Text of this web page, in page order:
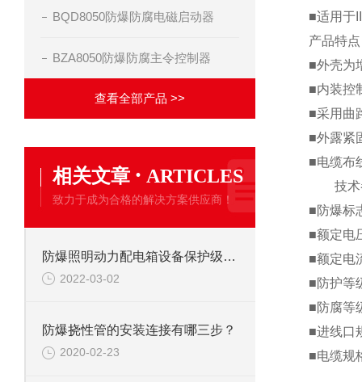
BQD8050防爆防腐电磁启动器
BZA8050防爆防腐主令控制器
查看全部产品 >>
相关文章 · ARTICLES
致力于成为合格的解决方案供应商！
防爆照明动力配电箱设备保护级别EPL
2022-03-02
防爆挠性管的安装连接有哪三步？
2020-02-23
■适用于
产品特
■外壳为
■内装控
■采用曲
■外露紧
■电缆布
技术
■防爆标
■额定电
■额定电
■防护等
■防腐等
■进线口
■电缆规